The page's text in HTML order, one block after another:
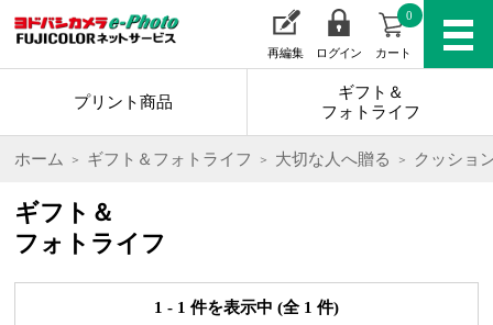
再編集 ログイン カート
0
プリント商品
ギフト＆
フォトライフ
ホーム ギフト＆フォトライフ 大切な人へ贈る クッショ
ギフト＆
フォトライフ
1 - 1 件を表示中 (全 1 件)